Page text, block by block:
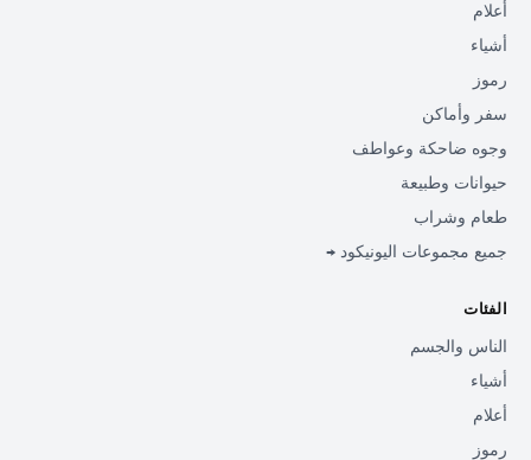
أعلام
أشياء
رموز
سفر وأماكن
وجوه ضاحكة وعواطف
حيوانات وطبيعة
طعام وشراب
جميع مجموعات اليونيكود →
الفئات
الناس والجسم
أشياء
أعلام
رموز